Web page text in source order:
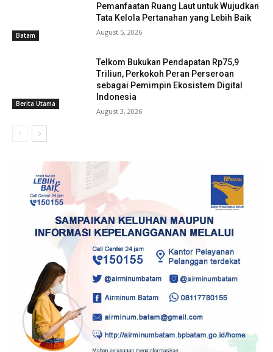
Batam
Pemanfaatan Ruang Laut untuk Wujudkan
Tata Kelola Pertanahan yang Lebih Baik
August 5, 2026
Berita Utama
Telkom Bukukan Pendapatan Rp75,9
Triliun, Perkokoh Peran Perseroan
sebagai Pemimpin Ekosistem Digital
Indonesia
August 3, 2026